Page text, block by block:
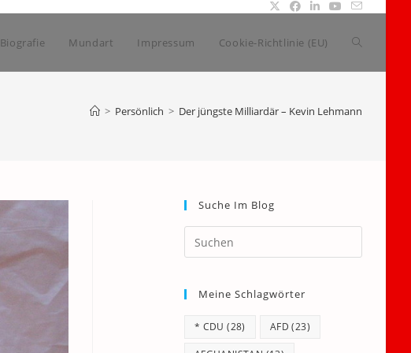
Biografie Mundart Impressum Cookie-Richtlinie (EU) Website-
> Persönlich > Der jüngste Milliardär – Kevin Lehmann
Suche Im Blog
Escape
Meine Schlagwörter
* CDU (28) AFD (23)